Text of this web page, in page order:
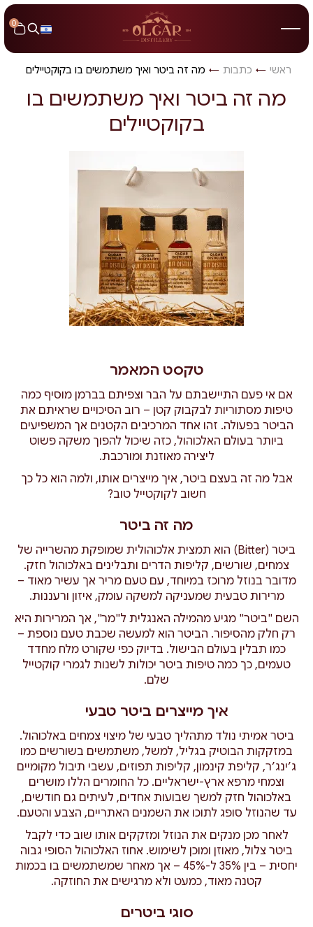
0
ראשי → כתבות → מה זה ביטר ואיך משתמשים בו בקוקטיילים
מה זה ביטר ואיך משתמשים בו
בקוקטיילים
טקסט המאמר
אם אי פעם התיישבתם על הבר וצפיתם בברמן מוסיף כמה
טיפות מסתוריות לבקבוק קטן – רוב הסיכויים שראיתם את
הביטר בפעולה. זהו אחד המרכיבים הקטנים אך המשפיעים
ביותר בעולם האלכוהול, כזה שיכול להפוך משקה פשוט
ליצירה מאוזנת ומורכבת.
אבל מה זה בעצם ביטר, איך מייצרים אותו, ולמה הוא כל כך
חשוב לקוקטייל טוב?
מה זה ביטר
ביטר (Bitter) הוא תמצית אלכוהולית שמופקת מהשרייה של
צמחים, שורשים, קליפות הדרים ותבלינים באלכוהול חזק.
מדובר בנוזל מרוכז במיוחד, עם טעם מריר אך עשיר מאוד –
מרירות טבעית שמעניקה למשקה עומק, איזון ורעננות.
השם "ביטר" מגיע מהמילה האנגלית ל"מר", אך המרירות היא
רק חלק מהסיפור. הביטר הוא למעשה שכבת טעם נוספת –
כמו תבלין בעולם הבישול. בדיוק כפי שקורט מלח מחדד
טעמים, כך כמה טיפות ביטר יכולות לשנות לגמרי קוקטייל
שלם.
איך מייצרים ביטר טבעי
ביטר אמיתי נולד מתהליך טבעי של מיצוי צמחים באלכוהול.
במזקקות הבוטיק בגליל, למשל, משתמשים בשורשים כמו
ג’ינג’ר, קליפת קינמון, קליפות תפוזים, עשבי תיבול מקומיים
וצמחי מרפא ארץ-ישראליים. כל החומרים הללו מושרים
באלכוהול חזק למשך שבועות אחדים, לעיתים גם חודשים,
עד שהנוזל סופג לתוכו את השמנים האתריים, הצבע והטעם.
לאחר מכן מנקים את הנוזל ומזקקים אותו שוב כדי לקבל
ביטר צלול, מאוזן ומוכן לשימוש. אחוז האלכוהול הסופי גבוה
יחסית – בין 35% ל-45% – אך מאחר שמשתמשים בו בכמות
קטנה מאוד, כמעט ולא מרגישים את החוזקה.
סוגי ביטרים